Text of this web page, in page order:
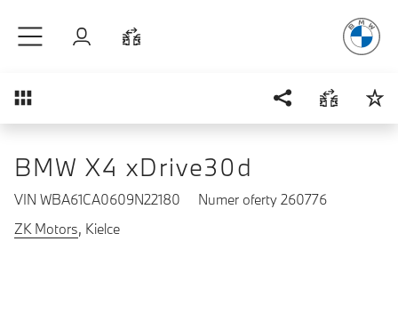
Zaloguj się
Przegląd
BMW X4 xDrive30d
VIN WBA61CA0609N22180
Numer oferty 260776
ZK Motors, Kielce